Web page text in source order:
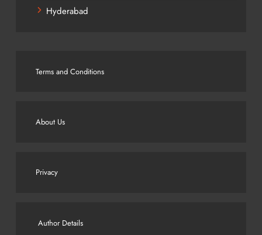
Hyderabad
Terms and Conditions
About Us
Privacy
Author Details